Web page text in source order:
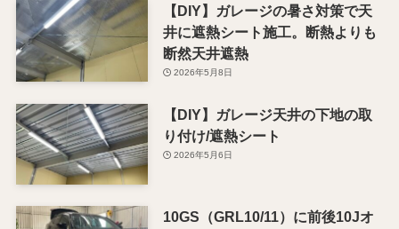
【DIY】ガレージの暑さ対策で天
井に遮熱シート施工。断熱よりも
断然天井遮熱
2026年5月8日
【DIY】ガレージ天井の下地の取
り付け/遮熱シート
2026年5月6日
10GS（GRL10/11）に前後10Jオ